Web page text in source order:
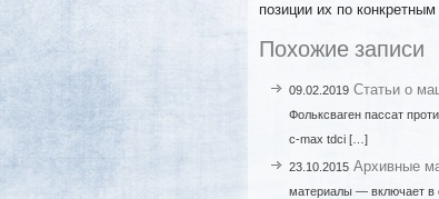
позиции их по
Похожие записи
09.02.2019 Статьи о
Фольксваген пассат
c-max tdci […]
23.10.2015 Архивные
материалы — включает в